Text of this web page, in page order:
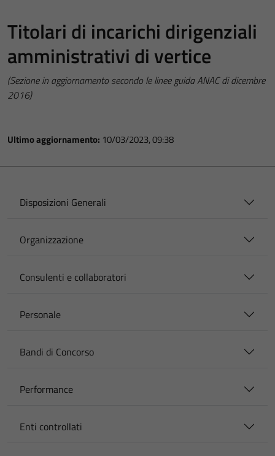
Titolari di incarichi dirigenziali
amministrativi di vertice
(Sezione in aggiornamento secondo le linee guida ANAC di dicembre
2016)
Ultimo aggiornamento: 10/03/2023, 09:38
Disposizioni Generali
Organizzazione
Consulenti e collaboratori
Personale
Bandi di Concorso
Performance
Enti controllati